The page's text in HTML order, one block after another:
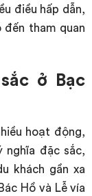
điều hấp dẫn,
tham quan
ở Bạc
hoạt động,
đặc sắc,
khách gần xa
Hồ và Lễ vía